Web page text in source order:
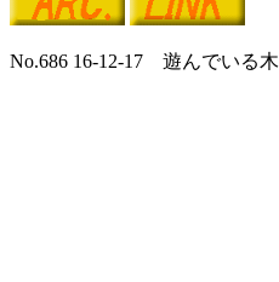
No.686 16-12-17 遊んでいる木